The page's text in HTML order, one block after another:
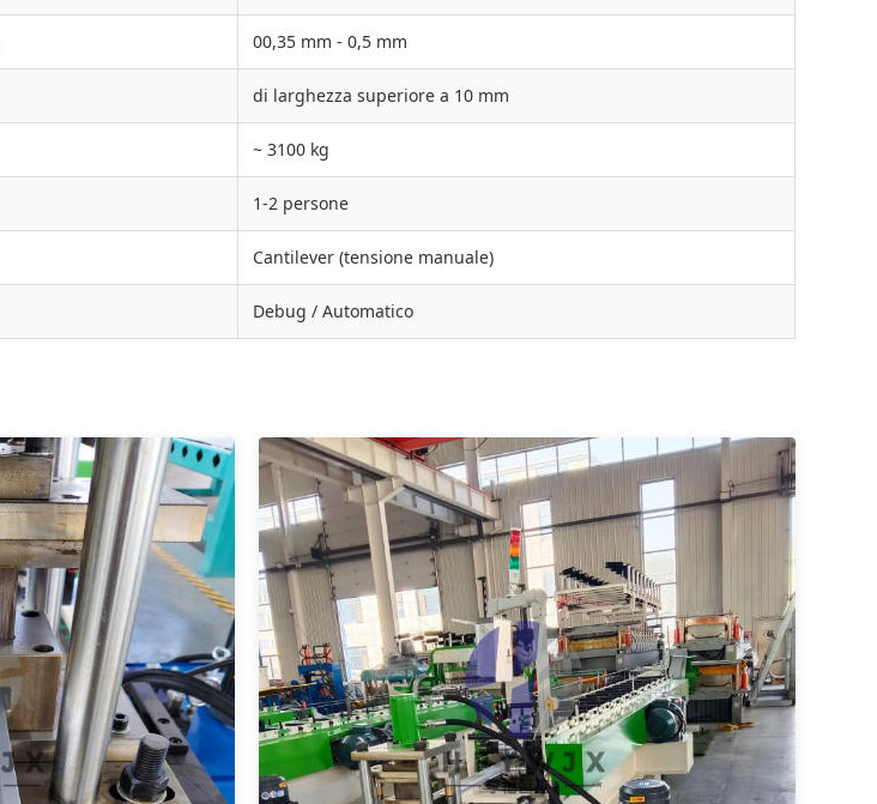
00,35 mm - 0,5 mm
di larghezza superiore a 10 mm
~ 3100 kg
1-2 persone
Cantilever (tensione manuale)
Debug / Automatico